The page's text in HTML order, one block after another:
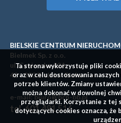
BIELSKIE CENTRUM
Bielmek Sp. z o.o.
ul. Cyniarska 22A
43 - 300 Bielsko-Biała
e-mail: biuro@bcn-bb.pl
tel. 601 481 516
Ta strona wykorzystuje pliki
oraz w celu dostosowania
potrzeb klientów. Zmiany
można dokonać w dowolnej
przeglądarki. Korzystanie z tej
dotyczących cookies oznacza, że